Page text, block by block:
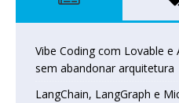
Vibe Coding com Lovable
sem abandonar arquitetura
LangChain, LangGraph e